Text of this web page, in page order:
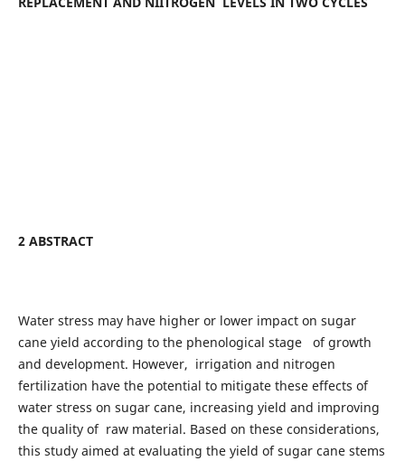
2 ABSTRACT
Water stress may have higher or lower impact on sugar
cane yield according to the phenological stage of growth
and development. However, irrigation and nitrogen
fertilization have the potential to mitigate these effects of
water stress on sugar cane, increasing yield and improving
the quality of raw material. Based on these considerations,
this study aimed at evaluating the yield of sugar cane stems